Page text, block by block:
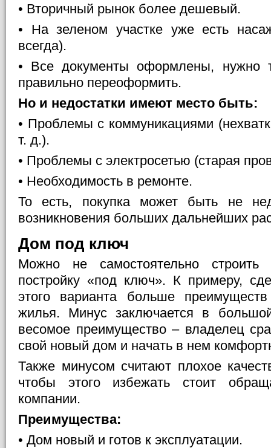
• Вторичный рынок более дешевый.
• На зеленом участке уже есть
всегда).
• Все документы оформлены, нужно
правильно переоформить.
Но и недостатки имеют место быть:
• Проблемы с коммуникациями
т. д.).
• Проблемы с электросетью (старая
• Необходимость в ремонте.
То есть, покупка может быть не
возникновения больших дальнейших
Дом под ключ
Можно не самостоятельно
постройку «под ключ». К примеру,
этого варианта больше
жилья. Минус заключается в
весомое преимущество – владелец
свой новый дом и начать в нем
Также минусом считают плохое
чтобы этого избежать стоит
компании.
Преимущества:
• Дом новый и готов к эксплуатации.